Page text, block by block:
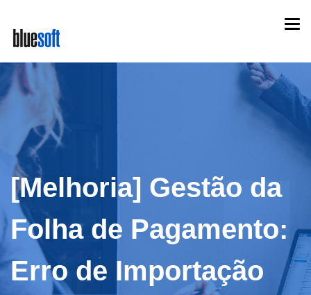
main
content
[Melhoria] Gestão da
Folha de Pagamento:
Erro de Importação